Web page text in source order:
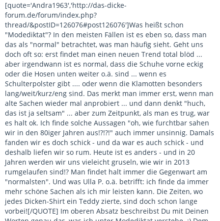
[quote='Andra1963','http://das-dicke-
forum.de/forum/index.php?
thread/&postID=126076#post126076']Was heißt schon
"Modediktat"? In den meisten Fällen ist es eben so, dass man
das als "normal" betrachtet, was man häufig sieht. Geht uns
doch oft so: erst findet man einen neuen Trend total blöd ...
aber irgendwann ist es normal, dass die Schuhe vorne eckig
oder die Hosen unten weiter o.ä. sind ... wenn es
Schulterpolster gibt .... oder wenn die Klamotten besonders
lang/weit/kurz/eng sind. Das merkt man immer erst, wenn man
alte Sachen wieder mal anprobiert ... und dann denkt "huch,
das ist ja seltsam" ... aber zum Zeitpunkt, als man es trug, war
es halt ok. Ich finde solche Aussagen "oh, wie furchtbar sahen
wir in den 80iger Jahren aus!?!?!" auch immer unsinnig. Damals
fanden wir es doch schick - und da war es auch schick - und
deshalb liefen wir so rum. Heute ist es anders - und in 20
Jahren werden wir uns vieleicht gruseln, wie wir in 2013
rumgelaufen sind!? Man findet halt immer die Gegenwart am
"normalsten". Und was Ulla P. o.ä. betrifft: ich finde da immer
mehr schöne Sachen als ich mir leisten kann. Die Zeiten, wo
jedes Dicken-Shirt ein Teddy zierte, sind doch schon lange
vorbei![/QUOTE] Im oberen Absatz beschreibst Du mit Deinen